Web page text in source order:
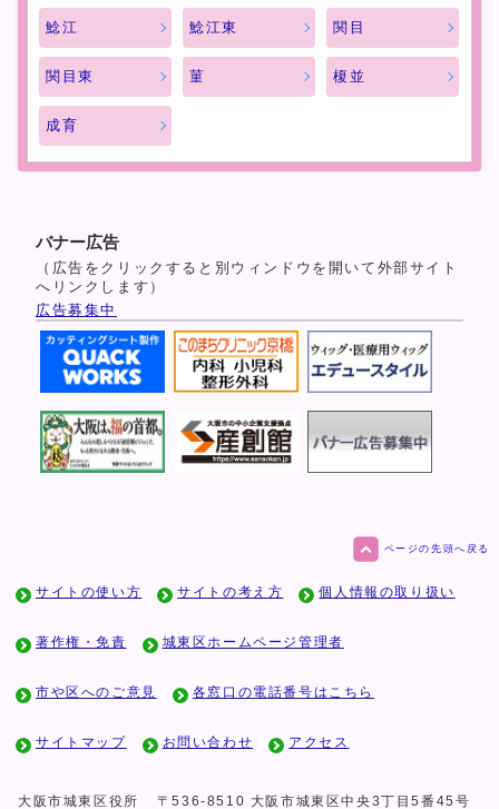
鯰江 鯰江東 関目
関目東 菫 榎並
成育
バナー広告
（広告をクリックすると別ウィンドウを開いて外部サイト
へリンクします）
広告募集中
ページの先頭へ戻る
サイトの使い方 サイトの考え方 個人情報の取り扱い
著作権・免責 城東区ホームページ管理者
市や区へのご意見 各窓口の電話番号はこちら
サイトマップ お問い合わせ アクセス
大阪市城東区役所 〒536-8510 大阪市城東区中央3丁目5番45号